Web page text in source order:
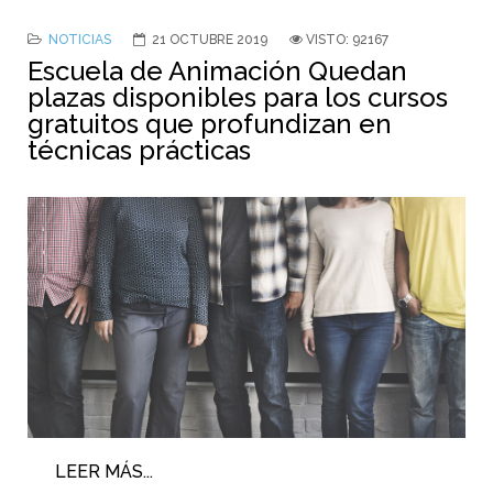
NOTICIAS 21 OCTUBRE 2019 VISTO: 92167
Escuela de Animación Quedan
plazas disponibles para los cursos
gratuitos que profundizan en
técnicas prácticas
LEER MÁS...